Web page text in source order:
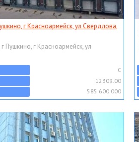
г Красноармейск, ул Свердлова,
Пушкино, г Красноармейск, ул
C
12309.00
585 600 000